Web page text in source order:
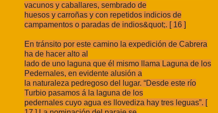
vacunos y caballares, sembrado de
huesos y carroñas y con repetidos indicios de
campamentos o paradas de indios&quot;. [ 16 ]
En tránsito por este camino la expedición de Cabrera
ha de hacer alto al
lado de uno laguna que él mismo llama Laguna de los
Pedernales, en evidente alusión a
la naturaleza pedregoso del lugar. “Desde este río
Turbio pasamos á la laguna de los
pedernales cuyo agua es llovediza hay tres leguas”. [